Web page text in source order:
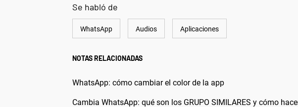
Se habló de
WhatsApp Audios Aplicaciones
NOTAS RELACIONADAS
WhatsApp: cómo cambiar el color de la app
Cambia WhatsApp: qué son los GRUPO SIMILARES y cómo